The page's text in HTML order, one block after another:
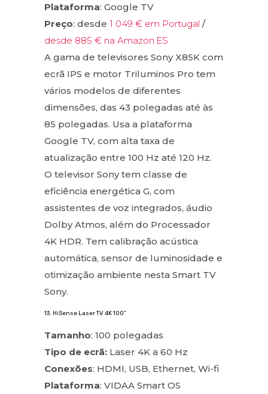
Plataforma: Google TV
Preço: desde 1 049 € em Portugal /
desde 885 € na Amazon.ES
A gama de televisores Sony X85K com
ecrã IPS e motor Triluminos Pro tem
vários modelos de diferentes
dimensões, das 43 polegadas até às
85 polegadas. Usa a plataforma
Google TV, com alta taxa de
atualização entre 100 Hz até 120 Hz.
O televisor Sony tem classe de
eficiência energética G, com
assistentes de voz integrados, áudio
Dolby Atmos, além do Processador
4K HDR. Tem calibração acústica
automática, sensor de luminosidade e
otimização ambiente nesta Smart TV
Sony.
13. HiSense Laser TV 4K 100”
Tamanho: 100 polegadas
Tipo de ecrã: Laser 4K a 60 Hz
Conexões: HDMI, USB, Ethernet, Wi-fi
Plataforma: VIDAA Smart OS